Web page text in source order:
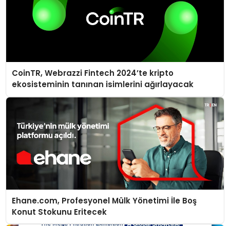
CoinTR, Webrazzi Fintech 2024’te kripto
ekosisteminin tanınan isimlerini ağırlayacak
Ehane.com, Profesyonel Mülk Yönetimi İle Boş
Konut Stokunu Eritecek